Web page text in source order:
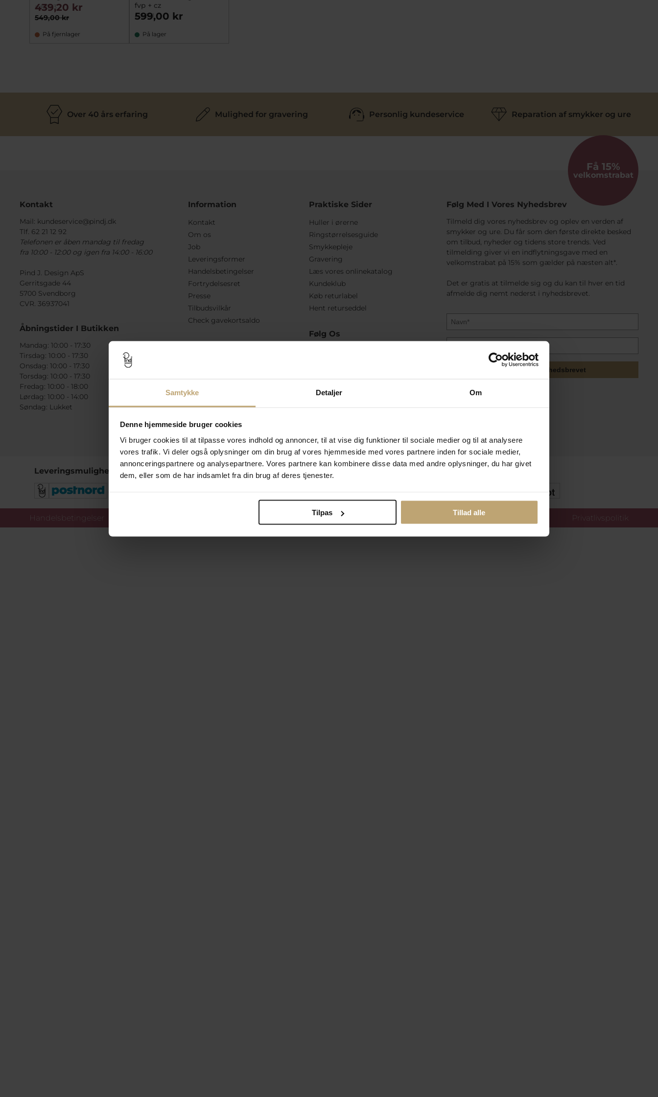
Samtykke Detaljer Om
Denne hjemmeside bruger cookies
Vi bruger cookies til at tilpasse vores indhold og annoncer, til at vise dig funktioner til sociale medier og til at analysere
vores trafik. Vi deler også oplysninger om din brug af vores hjemmeside med vores partnere inden for sociale medier,
annonceringspartnere og analysepartnere. Vores partnere kan kombinere disse data med andre oplysninger, du har givet
dem, eller som de har indsamlet fra din brug af deres tjenester.
Tilpas Tillad alle
ad6083
549,00 kr
439,20 kr
På fjernlager
fvp + cz
ad5591
599,00 kr
På lager
Over 40 års erfaring Mulighed for gravering Personlig kundeservice Reparation af smykker og ure
Kontakt
Mail: kundeservice@pindj.dk
Tlf. 62 21 12 92
Telefonen er åben mandag til fredag
fra 10:00 - 12:00 og igen fra 14:00 - 16:00
Pind J. Design ApS
Gerritsgade 44
5700 Svendborg
CVR. 36937041
Åbningstider I Butikken
Mandag: 10:00 - 17:30
Tirsdag: 10:00 - 17:30
Onsdag: 10:00 - 17:30
Torsdag: 10:00 - 17:30
Fredag: 10:00 - 18:00
Lørdag: 10:00 - 14:00
Søndag: Lukket
Information
Kontakt
Om os
Job
Leveringsformer
Handelsbetingelser
Fortrydelsesret
Presse
Tilbudsvilkår
Check gavekortsaldo
Praktiske Sider
Huller i ørerne
Ringstørrelsesguide
Smykkepleje
Gravering
Læs vores onlinekatalog
Kundeklub
Køb returlabel
Hent returseddel
Følg Os
Få 15%
velkomstrabat
Følg Med I Vores Nyhedsbrev
Tilmeld dig vores nyhedsbrev og oplev en verden af
smykker og ure. Du får som den første direkte besked
om tilbud, nyheder og tidens store trends. Ved
tilmelding giver vi en indflytningsgave med en
velkomstrabat på 15% som gælder på næsten alt*.
Det er gratis at tilmelde sig og du kan til hver en tid
afmelde dig nemt nederst i nyhedsbrevet.
Tilmeld mig nyhedsbrevet
Leveringsmuligheder Betalingsmuligheder Sikker Og Tryg E-Handel
Handelsbetingelser Ændr cookie-indstillinger Privatlivspolitik